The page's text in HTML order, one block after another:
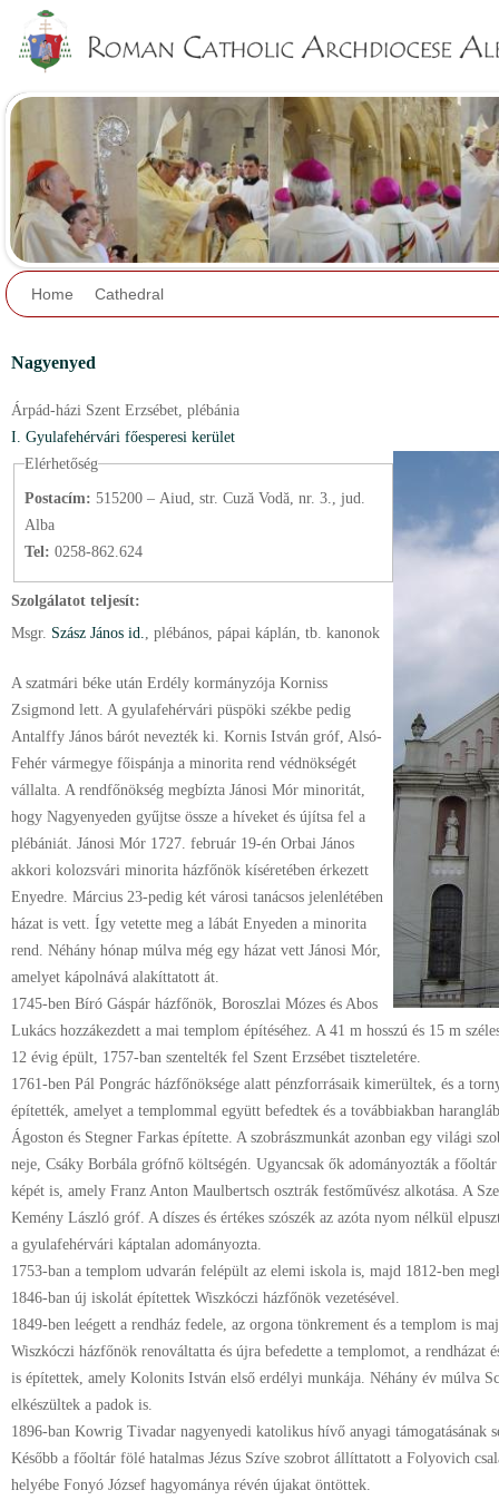
Home Cathedral
Nagyenyed
Árpád-házi Szent Erzsébet, plébánia
I. Gyulafehérvári főesperesi kerület
Elérhetőség
Postacím: 515200 – Aiud, str. Cuză Vodă, nr. 3., jud.
Alba
Tel: 0258-862.624
Szolgálatot teljesít:
Msgr. Szász János id. , plébános , pápai káplán , tb. kanonok
A szatmári béke után Erdély kormányzója Korniss
Zsigmond lett. A gyulafehérvári püspöki székbe pedig
Antalffy János bárót nevezték ki. Kornis István gróf, Alsó-
Fehér vármegye főispánja a minorita rend védnökségét
vállalta. A rendfőnökség megbízta Jánosi Mór minoritát,
hogy Nagyenyeden gyűjtse össze a híveket és újítsa fel a
plébániát. Jánosi Mór 1727. február 19-én Orbai János
akkori kolozsvári minorita házfőnök kíséretében érkezett
Enyedre. Március 23-pedig két városi tanácsos jelenlétében
házat is vett. Így vetette meg a lábát Enyeden a minorita
rend. Néhány hónap múlva még egy házat vett Jánosi Mór,
amelyet kápolnává alakíttatott át.
1745-ben Bíró Gáspár házfőnök, Boroszlai Mózes és Abos
Lukács hozzákezdett a mai templom építéséhez. A 41 m hosszú és 15 m
12 évig épült, 1757-ban szentelték fel Szent Erzsébet tiszteletére.
1761-ben Pál Pongrác házfőnöksége alatt pénzforrásaik kimerültek, és a
építették, amelyet a templommal együtt befedtek és a továbbiakban
Ágoston és Stegner Farkas építette. A szobrászmunkát azonban egy világi
neje, Csáky Borbála grófnő költségén. Ugyancsak ők adományozták a
képét is, amely Franz Anton Maulbertsch osztrák festőművész alkotása. A
Kemény László gróf. A díszes és értékes szószék az azóta nyom nélkül
a gyulafehérvári káptalan adományozta.
1753-ban a templom udvarán felépült az elemi iskola is, majd 1812-ben
1846-ban új iskolát építettek Wiszkóczi házfőnök vezetésével.
1849-ben leégett a rendház fedele, az orgona tönkrement és a templom is
Wiszkóczi házfőnök renováltatta és újra befedette a templomot, a rendházat
is építettek, amely Kolonits István első erdélyi munkája. Néhány év múlva
elkészültek a padok is.
1896-ban Kowrig Tivadar nagyenyedi katolikus hívő anyagi támogatásának
Később a főoltár fölé hatalmas Jézus Szíve szobrot állíttatott a Folyovich
helyébe Fonyó József hagyománya révén újakat öntöttek.